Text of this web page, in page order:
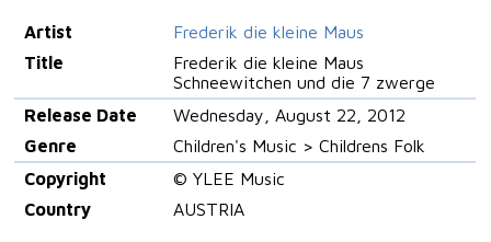
Artist
Frederik die kleine Maus
Title
Frederik die kleine Maus
Schneewitchen und die 7 zwerge
Release Date
Wednesday, August 22, 2012
Genre
Children's Music > Childrens Folk
Copyright
© YLEE Music
Country
AUSTRIA